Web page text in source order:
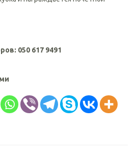
на подиум на церемонии
и награждается почетной